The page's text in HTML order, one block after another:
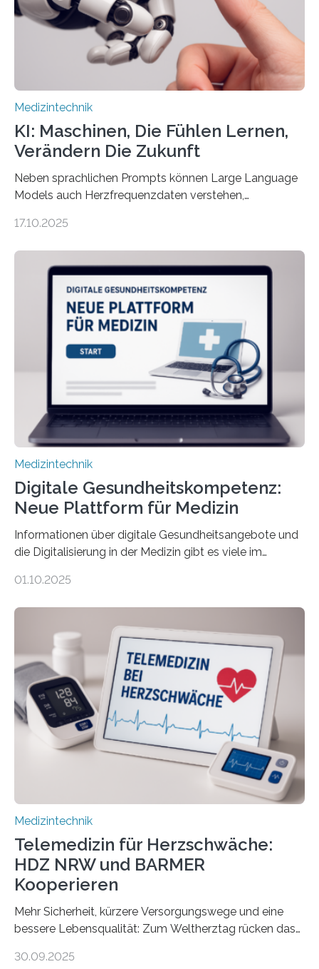
kontinuierlich erfasst, pflegende Personen unterstützt
und in Notfällen selbstständig Alarm schlägt. „Die Idee
Medizintechnik
KI: Maschinen, Die Fühlen Lernen,
Verändern Die Zukunft
Neben sprachlichen Prompts können Large Language
Models auch Herzfrequenzdaten verstehen,
haben Dr. Morris Gellisch, ehemals an der Ruhr-
und Boris Burr von der Ruhr-Universität Bochum in
einem Experiment nachgewiesen. Sie entwickelten
dafür eine technische Schnittstelle, über die
physiologische Daten in Echtzeit an das Sprachmodell
übermittelt werden können. Die Künstliche Intelligenz
kann dadurch auch die Sprache des Körpers
einbeziehen, auf die Menschen keinen bewussten
Einfluss nehmen. Das eröffnet…
17.10.2025
Medizintechnik
Digitale Gesundheitskompetenz:
Neue Plattform für Medizin
Informationen über digitale Gesundheitsangebote und
die Digitalisierung in der Medizin gibt es viele im
seriösen und wissenschaftlich abgesicherten Inhalten?
Forscherinnen der Technischen Universität Dresden
(TUD) richtet sich das Portal sowohl an Patientinnen
und Patienten, aber ebenso an medizinisches
Fachpersonal. Für all diese Zielgruppen bietet sie
speziell zugeschnittene Informationen, um deren
digitale Gesundheitskompetenz zu steigern. MiHUBx ist
01.10.2025
Medizintechnik
Telemedizin für Herzschwäche:
HDZ NRW und BARMER
Kooperieren
Mehr Sicherheit, kürzere Versorgungswege und eine
bessere Lebensqualität: Zum Weltherztag rücken das
Oeynhausen, und die BARMER die Bedürfnisse von
30.09.2025